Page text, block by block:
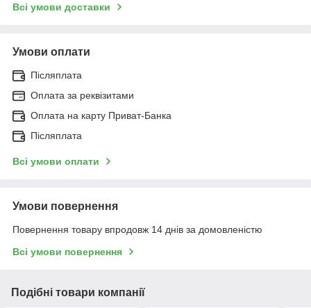
Всі умови доставки
Умови оплати
Післяплата
Оплата за реквізитами
Оплата на карту Приват-Банка
Післяплата
Всі умови оплати
Умови повернення
Повернення товару впродовж 14 днів за домовленістю
Всі умови повернення
Подібні товари компанії